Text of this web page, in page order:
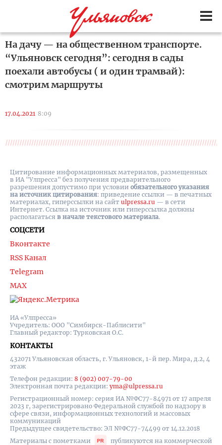
На дачу — на общественном транспорте.
“Ульяновск сегодня”: сегодня в сады
поехали автобусы ( и один трамвай):
смотрим маршруты
17.04.2021 8:09
ИА «Улпресса»
Учредитель: ООО "Симбирск-Паблисити"
Главный редактор: Турковская О.С.
КОНТАКТЫ
432071 Ульяновская область, г. Ульяновск, 1-й пер. Мира, д.2, 4
этаж
Телефон редакции: 8 (902) 007-79-00
Электронная почта редакции: yma@ulpressa.ru
Регистрационный номер: серия ИА №ФС77-84971 от 17 апреля
2023 г, зарегистрировано Федеральной службой по надзору в
сфере связи, информационных технологий и массовых
коммуникаций
Предыдущее свидетельство: ЭЛ №ФС77-74499 от 14.12.2018
Материалы с пометками
публикуются на коммерческой
СОЦСЕТИ
Вконтакте
RSS Канал
Telegram
MAX
Цитирование информационных материалов, размещенных
в ИА "Улпресса" без получения предварительного
разрешения допустимо при условии обязательного указания
на источник цитирования: приведение ссылки — в печатных
материалах, гиперссылки на cайт ulpressa.ru — в сети
Интернет. Ссылка на источник или гиперссылка должны
располагаться в начале текстового материала.